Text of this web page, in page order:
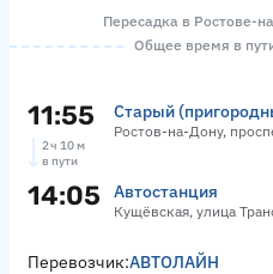
Пересадка в Ростове-
Общее время в
11:55 Старый
Ростов-на-Дону,
2 ч 10 м
в пути
14:05 Автостанция
Кущёвская, улица
Перевозчик:АВТОЛАЙН